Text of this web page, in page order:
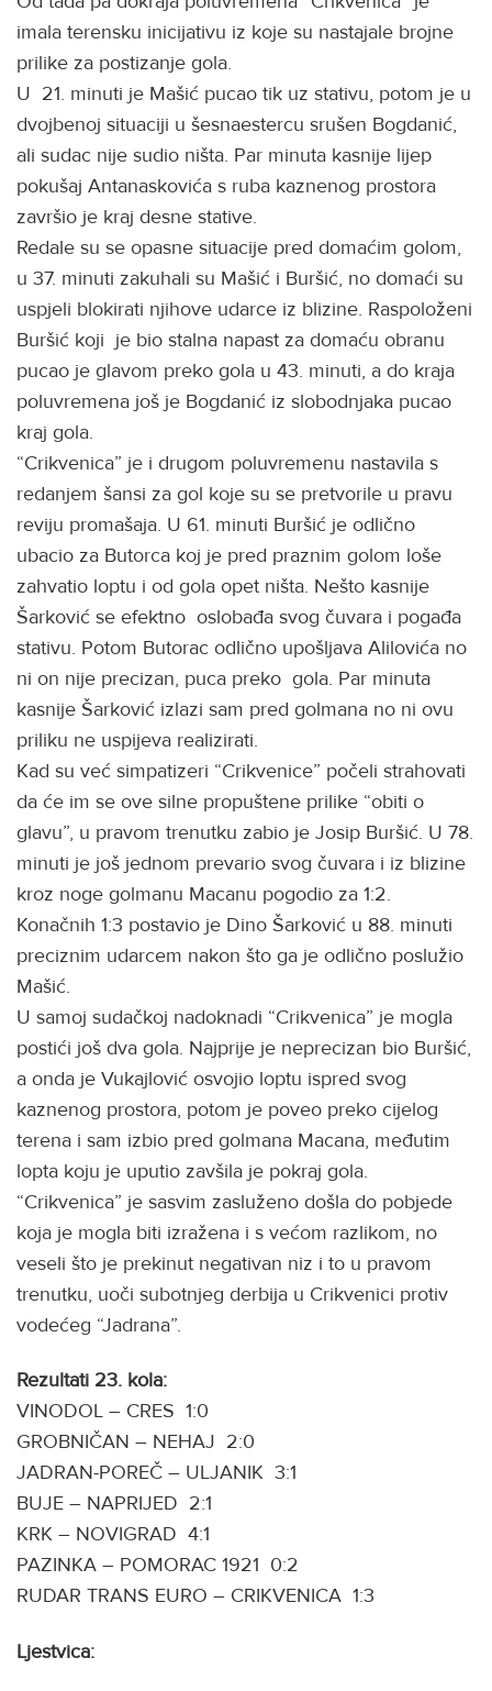
imala terensku inicijativu iz koje su nastajale brojne
prilike za postizanje gola.
U 21. minuti je Mašić pucao tik uz stativu, potom je u
dvojbenoj situaciji u šesnaestercu srušen Bogdanić,
ali sudac nije sudio ništa. Par minuta kasnije lijep
pokušaj Antanaskovića s ruba kaznenog prostora
završio je kraj desne stative.
Redale su se opasne situacije pred domaćim golom,
u 37. minuti zakuhali su Mašić i Buršić, no domaći su
uspjeli blokirati njihove udarce iz blizine. Raspoloženi
Buršić koji je bio stalna napast za domaću obranu
pucao je glavom preko gola u 43. minuti, a do kraja
poluvremena još je Bogdanić iz slobodnjaka pucao
kraj gola.
“Crikvenica” je i drugom poluvremenu nastavila s
redanjem šansi za gol koje su se pretvorile u pravu
reviju promašaja. U 61. minuti Buršić je odlično
ubacio za Butorca koj je pred praznim golom loše
zahvatio loptu i od gola opet ništa. Nešto kasnije
Šarković se efektno oslobađa svog čuvara i pogađa
stativu. Potom Butorac odlično upošljava Alilovića no
ni on nije precizan, puca preko gola. Par minuta
kasnije Šarković izlazi sam pred golmana no ni ovu
priliku ne uspijeva realizirati.
Kad su već simpatizeri “Crikvenice” počeli strahovati
da će im se ove silne propuštene prilike “obiti o
glavu”, u pravom trenutku zabio je Josip Buršić. U 78.
minuti je još jednom prevario svog čuvara i iz blizine
kroz noge golmanu Macanu pogodio za 1:2.
Konačnih 1:3 postavio je Dino Šarković u 88. minuti
preciznim udarcem nakon što ga je odlično poslužio
Mašić.
U samoj sudačkoj nadoknadi “Crikvenica” je mogla
postići još dva gola. Najprije je neprecizan bio Buršić,
a onda je Vukajlović osvojio loptu ispred svog
kaznenog prostora, potom je poveo preko cijelog
terena i sam izbio pred golmana Macana, međutim
lopta koju je uputio zavšila je pokraj gola.
“Crikvenica” je sasvim zasluženo došla do pobjede
koja je mogla biti izražena i s većom razlikom, no
veseli što je prekinut negativan niz i to u pravom
trenutku, uoči subotnjeg derbija u Crikvenici protiv
vodećeg “Jadrana”.
Rezultati 23. kola:
VINODOL – CRES 1:0
GROBNIČAN – NEHAJ 2:0
JADRAN-POREČ – ULJANIK 3:1
BUJE – NAPRIJED 2:1
KRK – NOVIGRAD 4:1
PAZINKA – POMORAC 1921 0:2
RUDAR TRANS EURO – CRIKVENICA 1:3
Ljestvica: